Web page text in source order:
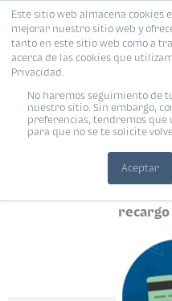
Este sitio web almacena cookies
mejorar nuestro sitio web y
tanto en este sitio web como a
acerca de las cookies que
Privacidad.
No haremos seguimiento de
nuestro sitio. Sin embargo,
preferencias, tendremos que
para que no se te solicite
Aceptar
Es nuestro plan de
crédito de Banco